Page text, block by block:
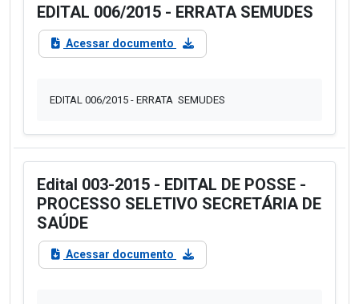
EDITAL 006/2015 - ERRATA SEMUDES
Acessar documento
EDITAL 006/2015 - ERRATA SEMUDES
Edital 003-2015 - EDITAL DE POSSE -
PROCESSO SELETIVO SECRETÁRIA DE
SAÚDE
Acessar documento